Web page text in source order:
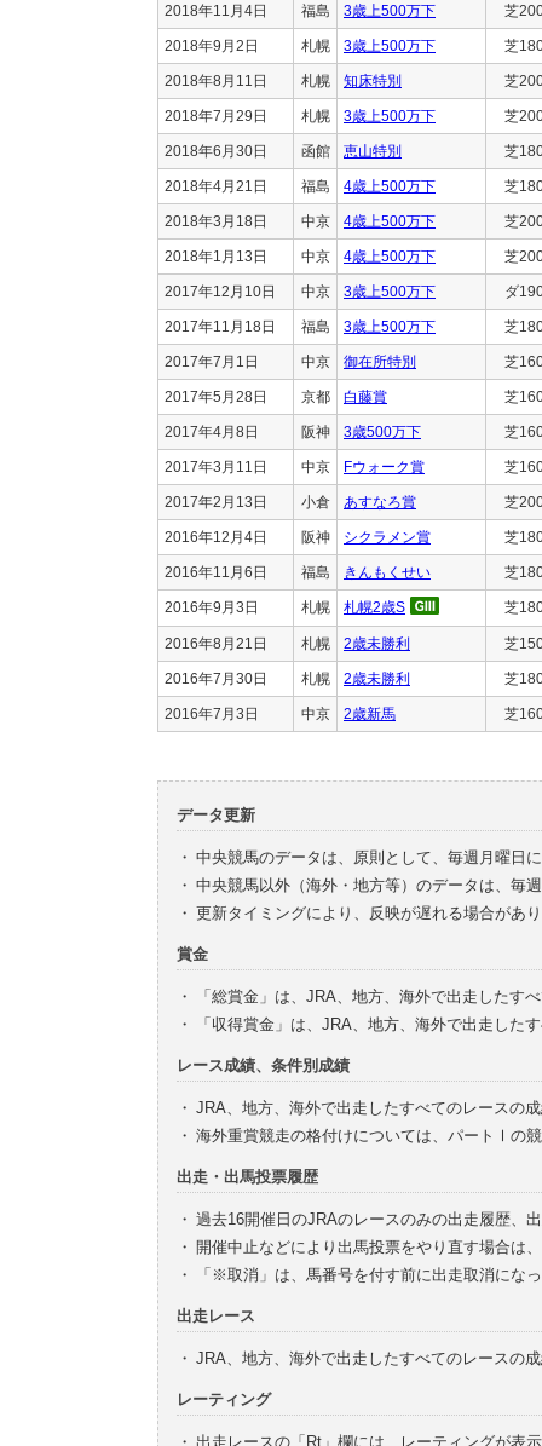
2018年11月4日 福島 3歳上500万下 芝
2018年9月2日 札幌 3歳上500万下 芝
2018年8月11日 札幌 知床特別 芝
2018年7月29日 札幌 3歳上500万下 芝
2018年6月30日 函館 恵山特別 芝
2018年4月21日 福島 4歳上500万下 芝
2018年3月18日 中京 4歳上500万下 芝
2018年1月13日 中京 4歳上500万下 芝
2017年12月10日 中京 3歳上500万下 ダ
2017年11月18日 福島 3歳上500万下 芝
2017年7月1日 中京 御在所特別 芝
2017年5月28日 京都 白藤賞 芝
2017年4月8日 阪神 3歳500万下 芝
2017年3月11日 中京 Fウォーク賞 芝
2017年2月13日 小倉 あすなろ賞 芝
2016年12月4日 阪神 シクラメン賞 芝
2016年11月6日 福島 きんもくせい 芝
2016年9月3日 札幌 札幌2歳S 芝
2016年8月21日 札幌 2歳未勝利 芝
2016年7月30日 札幌 2歳未勝利 芝
2016年7月3日 中京 2歳新馬 芝
データ更新
・ 中央競馬のデータは、原則として、毎週月曜日
・ 中央競馬以外（海外・地方等）のデータは、毎
・ 更新タイミングにより、反映が遅れる場合があ
賞金
・
「総賞金」は、JRA、地方、海外で出走したす
・
「収得賞金」は、JRA、地方、海外で出走した
レース成績、条件別成績
・ JRA、地方、海外で出走したすべてのレースの
・ 海外重賞競走の格付けについては、パートⅠの
出走・出馬投票履歴
・ 過去16開催日のJRAのレースのみの出走履歴、
・ 開催中止などにより出馬投票をやり直す場合は
・
「※取消」は、馬番号を付す前に出走取消にな
出走レース
・ JRA、地方、海外で出走したすべてのレースの
レーティング
・ 出走レースの「Rt」欄には、レーティングが表